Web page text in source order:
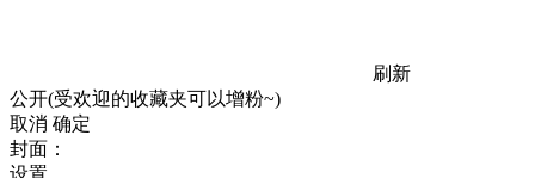
刷新
公开(受欢迎的收藏夹可以增粉~)
取消 确定
封面：
设置